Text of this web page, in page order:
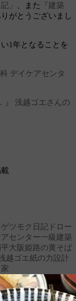
」 、また
『建築
がとうございまし
1年となることを
デイケアセンタ
浅越ゴエさんの
ゲツモク日記 ドロー
センター一級建築
大阪姫路の黄そば
越ゴエ紙の力設計